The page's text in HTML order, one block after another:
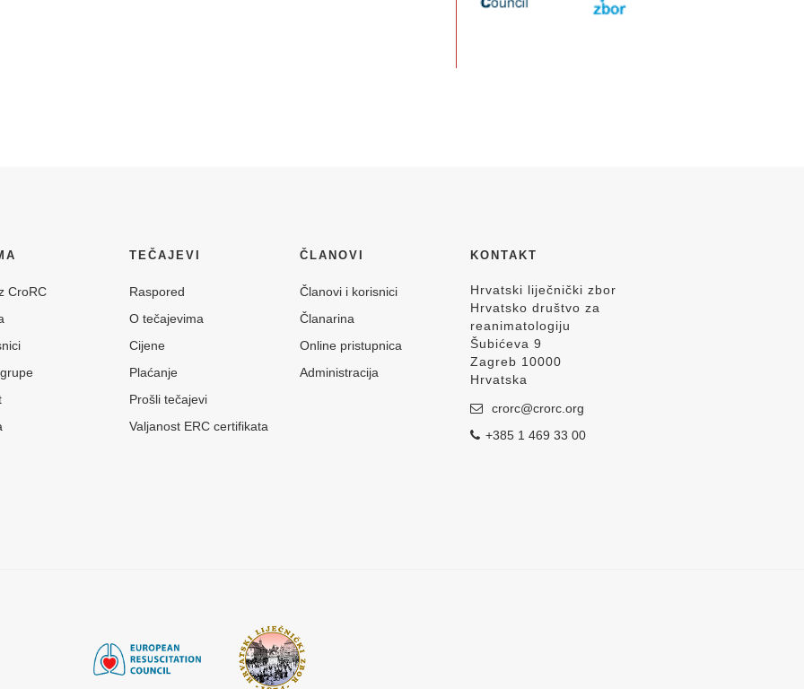
CroRC
TEČAJEVI
Raspored
O tečajevima
Cijene
Plaćanje
Prošli tečajevi
Valjanost ERC certifikata
ČLANOVI
Članovi i korisnici
Članarina
Online pristupnica
Administracija
KONTAKT
Hrvatski liječnički zbor
Hrvatsko društvo za
reanimatologiju
Šubićeva 9
Zagreb 10000
Hrvatska
crorc@crorc.org
+385 1 469 33 00